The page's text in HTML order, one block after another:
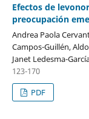
Efectos de
preocupación
Andrea Paola
Campos-Guillén,
Janet Ledesma-
123-170
PDF